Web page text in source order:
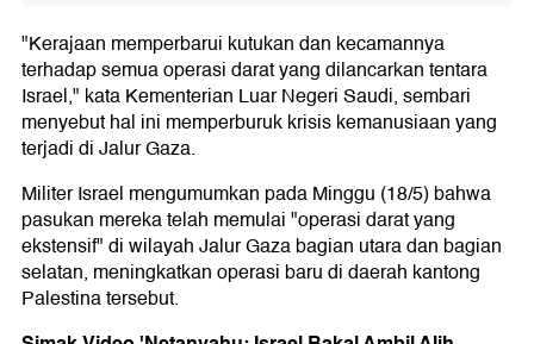
"Kerajaan memperbarui kutukan dan kecamannya
terhadap semua operasi darat yang dilancarkan tentara
Israel," kata Kementerian Luar Negeri Saudi, sembari
menyebut hal ini memperburuk krisis kemanusiaan yang
terjadi di Jalur Gaza.
Militer Israel mengumumkan pada Minggu (18/5) bahwa
pasukan mereka telah memulai "operasi darat yang
ekstensif" di wilayah Jalur Gaza bagian utara dan bagian
selatan, meningkatkan operasi baru di daerah kantong
Palestina tersebut.